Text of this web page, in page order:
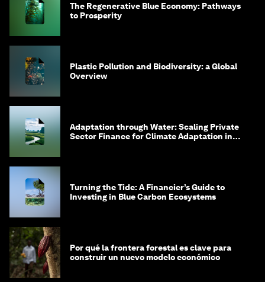
The Regenerative Blue Economy: Pathways
to Prosperity
Plastic Pollution and Biodiversity: a Global
Overview
Adaptation through Water: Scaling Private
Sector Finance for Climate Adaptation in
Turning the Tide: A Financier’s Guide to
Investing in Blue Carbon Ecosystems
Por qué la frontera forestal es clave para
construir un nuevo modelo económico